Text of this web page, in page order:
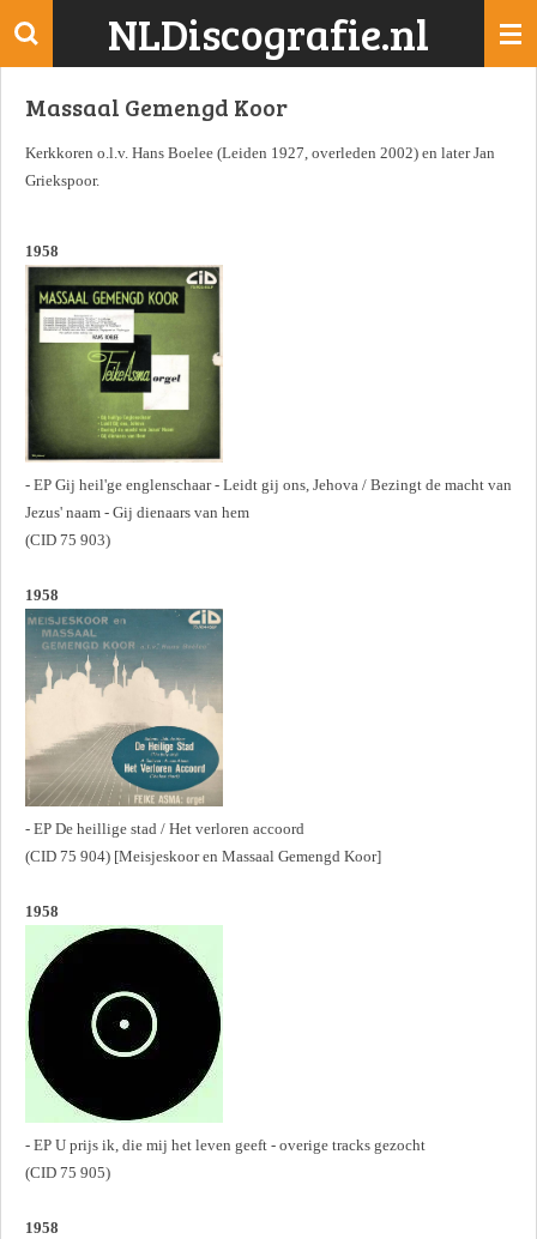
Ga
de
NLDiscografie.nl
Massaal Gemengd Koor
Kerkkoren o.l.v. Hans Boelee (Leiden 1927, overleden 2002) en later Jan
Griekspoor.
1958
- EP Gij heil'ge englenschaar - Leidt gij ons, Jehova / Bezingt de macht van
Jezus' naam - Gij dienaars van hem
(CID 75 903)
1958
- EP De heillige stad / Het verloren accoord
(CID 75 904) [Meisjeskoor en Massaal Gemengd Koor]
1958
- EP U prijs ik, die mij het leven geeft - overige tracks gezocht
(CID 75 905)
1958